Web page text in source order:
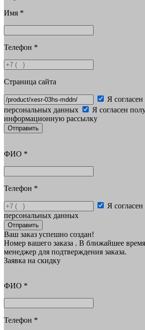
Имя *
Телефон *
Страница сайта
Я
персональных данных
Я согласен
информационную рассылку
Отправить
ФИО *
Телефон *
Я
персональных данных
Отправить
Ваш заказ успешно создан!
Номер вашего заказа . В ближайшее
менеджер для подтверждения заказа.
Заявка на скидку
ФИО *
Телефон *